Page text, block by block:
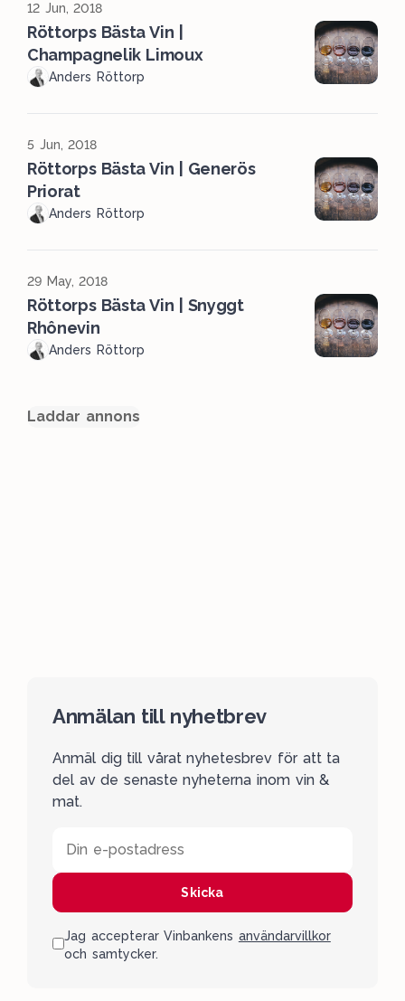
12 Jun, 2018
Röttorps Bästa Vin |
Champagnelik Limoux
Anders Röttorp
5 Jun, 2018
Röttorps Bästa Vin | Generös
Priorat
Anders Röttorp
29 May, 2018
Röttorps Bästa Vin | Snyggt
Rhônevin
Anders Röttorp
Laddar annons
Anmälan till nyhetbrev
Anmäl dig till vårat nyhetesbrev för att ta
del av de senaste nyheterna inom vin &
mat.
Din e-postadress
Skicka
Jag accepterar Vinbankens användarvillkor
och samtycker.